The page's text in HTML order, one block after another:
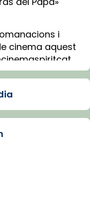
i
cinema aquest